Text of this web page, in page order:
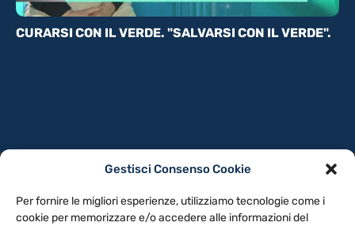
Gestisci Consenso Cookie
Per fornire le migliori esperienze, utilizziamo tecnologie come i
cookie per memorizzare e/o accedere alle informazioni del
CURARSI CON IL VERDE. "SALVARSI CON IL VERDE".
NOTE LEGALI
CONTATTACI PREFERENZE